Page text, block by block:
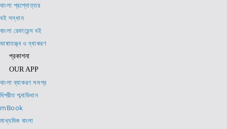
বাংলা প্রশ্নোত্তর
বই সন্ধান
বাংলা রেফারেন্স বই
ভাষাতত্ত্ব ও ব্যাকরণ
প্রকাশনা
OUR APP
বাংলা ব্যাকরণ সমগ্র
বিপরীত শব্দাভিধান
mBook
মাধ্যমিক বাংলা